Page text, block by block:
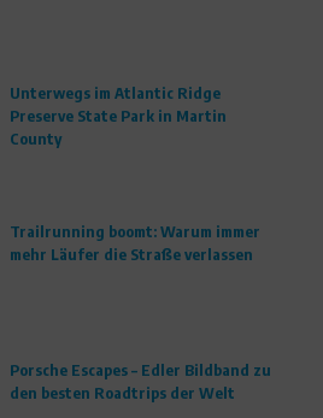
Unterwegs im Atlantic Ridge
Preserve State Park in Martin
County
Trailrunning boomt: Warum immer
mehr Läufer die Straße verlassen
Porsche Escapes – Edler Bildband zu
den besten Roadtrips der Welt